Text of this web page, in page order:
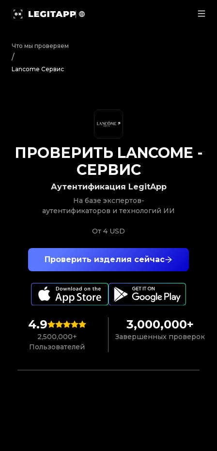
Что мы проверяем
/
Lancome Сервис
4.9
2,500,000+
Пользователей
3,000,000+
Завершенных проверок
Проверить изделия сейчас
Аутентификация LegitApp
На базе экспертов-
аутентификаторов и технологий ИИ
От 4 USD
ПРОВЕРИТЬ LANCOME -
СЕРВИС